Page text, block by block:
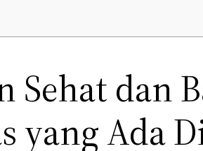
Sehat dan
yang Ada